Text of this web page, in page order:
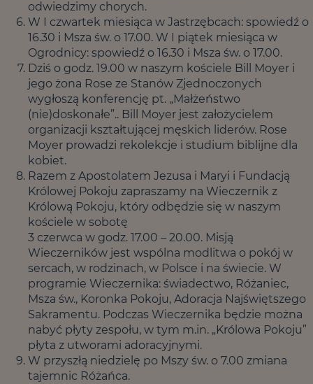
odwiedzimy chorych.
W I czwartek miesiąca w Jastrzębcach: spowiedź o
16.30 i Msza św. o 17.00. W I piątek miesiąca w
Ogrodnicy: spowiedź o 16.30 i Msza św. o 17.00.
Dziś o godz. 19.00 w naszym kościele Bill Moyer i
jego żona Rose ze Stanów Zjednoczonych
wygłoszą konferencję pt. „Małżeństwo
(nie)doskonałe”.. Bill Moyer jest założycielem
organizacji kształtującej męskich liderów. Rose
Moyer prowadzi rekolekcje i studium biblijne dla
kobiet.
Razem z Apostolatem Jezusa i Maryi i Fundacją
Królowej Pokoju zapraszamy na Wieczernik z
Królową Pokoju, który odbędzie się w naszym
kościele w sobotę
3 czerwca w godz. 17.00 – 20.00. Misją
Wieczerników jest wspólna modlitwa o pokój w
sercach, w rodzinach, w Polsce i na świecie. W
programie Wieczernika: świadectwo, Różaniec,
Msza św., Koronka Pokoju, Adoracja Najświętszego
Sakramentu. Podczas Wieczernika będzie można
nabyć płyty zespołu, w tym m.in. „Królowa Pokoju”
płyta z utworami adoracyjnymi.
W przyszłą niedzielę po Mszy św. o 7.00 zmiana
tajemnic Różańca.